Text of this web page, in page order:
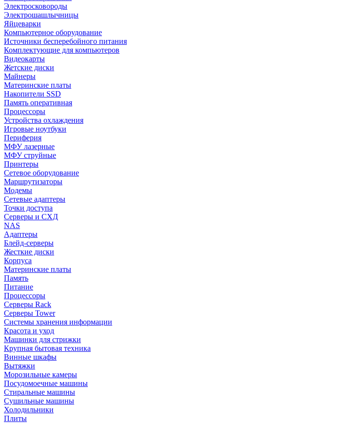
Электросковороды
Электрошашлычницы
Яйцеварки
Компьютерное оборудование
Источники бесперебойного питания
Комплектующие для компьютеров
Видеокарты
Жетские диски
Майнеры
Материнские платы
Накопители SSD
Память оперативная
Процессоры
Устройства охлаждения
Игровые ноутбуки
Периферия
МФУ лазерные
МФУ струйные
Принтеры
Сетевое оборудование
Маршрутизаторы
Модемы
Сетевые адаптеры
Точки доступа
Серверы и СХД
NAS
Адаптеры
Блейд-серверы
Жесткие диски
Корпуса
Материнские платы
Память
Питание
Процессоры
Серверы Rack
Серверы Tower
Системы хранения информации
Красота и уход
Машинки для стрижки
Крупная бытовая техника
Винные шкафы
Вытяжки
Морозильные камеры
Посудомоечные машины
Стиральные машины
Сушильные машины
Холодильники
Плиты